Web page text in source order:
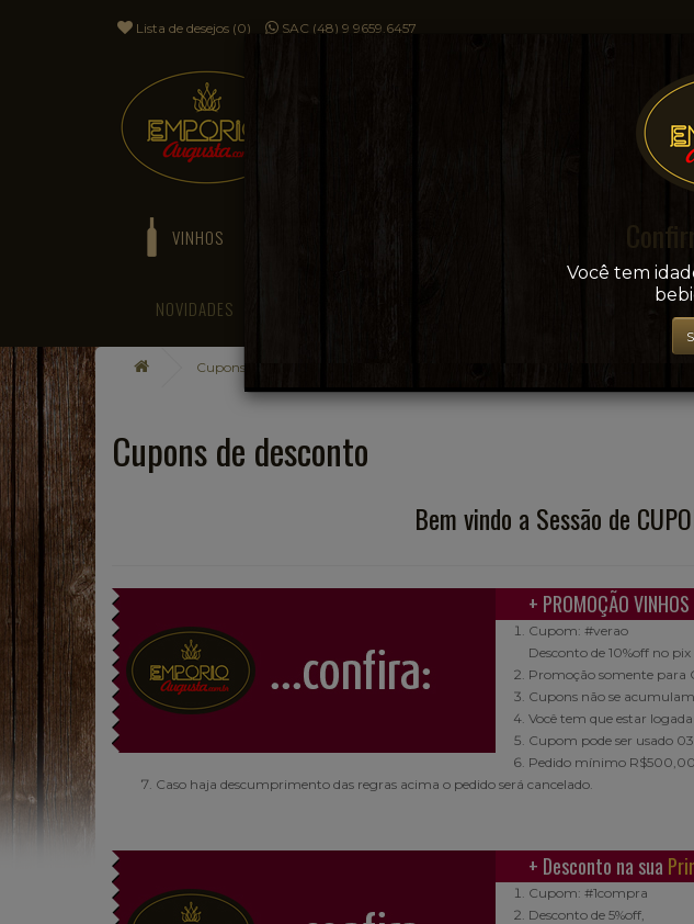
Lista de desejos (0) SAC (48) 9 9659.6457
Sua
VINHOS +
NOVIDADES
Cupons de desconto
Cupons de desconto
Bem vindo a Sessão de
+ PROMOÇÃO
Cupom: #verao
Desconto de 10%off no pix
Promoção somente para
Cupons não se
Você tem que estar
Cupom pode ser usado
Pedido mínimo R$500,00,
Caso haja descumprimento das regras acima o pedido será cancelado.
+ Desconto na sua
Cupom: #1compra
Desconto de 5%off,
Você tem